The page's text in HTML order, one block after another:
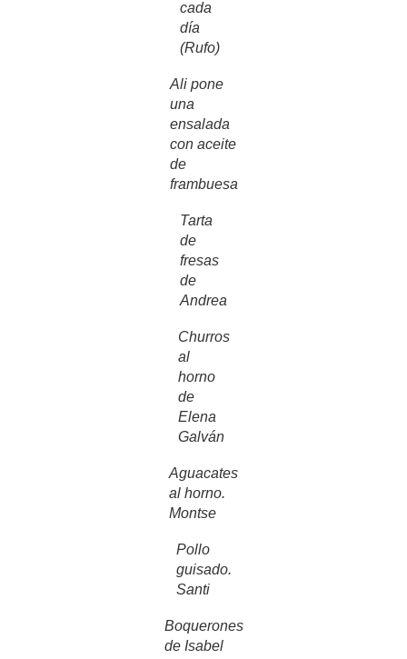
cada
día
(Rufo)
Ali pone
una
ensalada
con aceite
de
frambuesa
Tarta
de
fresas
de
Andrea
Churros
al
horno
de
Elena
Galván
Aguacates
al horno.
Montse
Pollo
guisado.
Santi
Boquerones
de Isabel